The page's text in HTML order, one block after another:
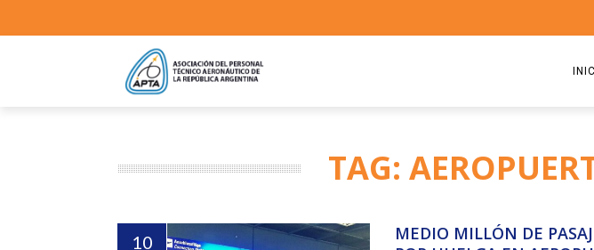
TAG:
10
MEDIO MILLÓN DE